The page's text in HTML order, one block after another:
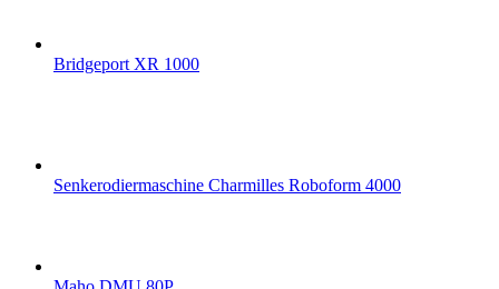
Bridgeport XR 1000
Senkerodiermaschine Charmilles Roboform 4000